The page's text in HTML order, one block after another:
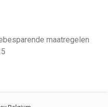
maatregelen